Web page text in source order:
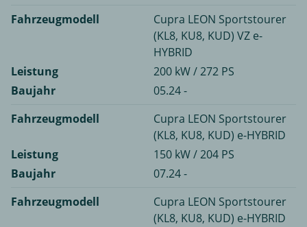
Fahrzeugmodell
Cupra LEON Sportstourer
(KL8, KU8, KUD) VZ e-
HYBRID
Leistung
200 kW / 272 PS
Baujahr
05.24 -
Fahrzeugmodell
Cupra LEON Sportstourer
(KL8, KU8, KUD) e-HYBRID
Leistung
150 kW / 204 PS
Baujahr
07.24 -
Fahrzeugmodell
Cupra LEON Sportstourer
(KL8, KU8, KUD) e-HYBRID